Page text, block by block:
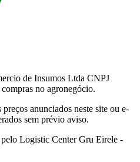
de Insumos Ltda CNPJ
no agronegócio.
anunciados neste site ou e-
sem prévio aviso.
Logistic Center Gru Eirele -